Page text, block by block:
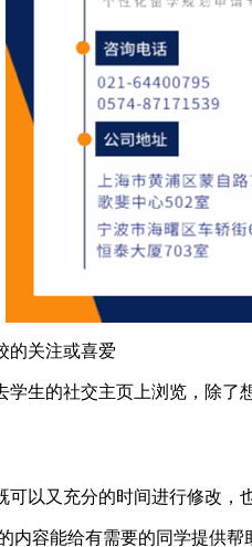
关注或喜爱
的社交主页上浏览，除了
又充分的时间进行修改，也
能给有需要的同学提供帮